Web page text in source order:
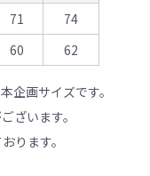
71
74
60 62
企画サイズです。
ざいます。
ります。